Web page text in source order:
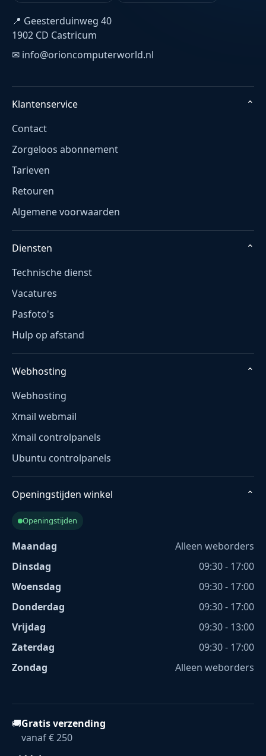
📍 Geesterduinweg 40
1902 CD Castricum
✉ info@orioncomputerworld.nl
Klantenservice
⌄
Contact
Zorgeloos abonnement
Tarieven
Retouren
Algemene voorwaarden
Diensten
⌄
Technische dienst
Vacatures
Pasfoto's
Hulp op afstand
Webhosting
⌄
Webhosting
Xmail webmail
Xmail controlpanels
Ubuntu controlpanels
Openingstijden winkel ⌄
Openingstijden
Maandag
Alleen weborders
Dinsdag
09:30 - 17:00
Woensdag
09:30 - 17:00
Donderdag
09:30 - 17:00
Vrijdag
09:30 - 13:00
Zaterdag
09:30 - 17:00
Zondag
Alleen weborders
🚚Gratis verzending
vanaf € 250